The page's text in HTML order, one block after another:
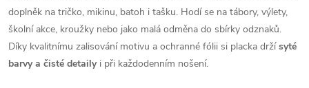
doplněk na tričko, mikinu, batoh i tašku. Hodí se na tábory, výlety,
školní akce, kroužky nebo jako malá odměna do sbírky odznaků.
Díky kvalitnímu zalisování motivu a ochranné fólii si placka držísyté
barvy a čisté detailyi při každodenním nošení.